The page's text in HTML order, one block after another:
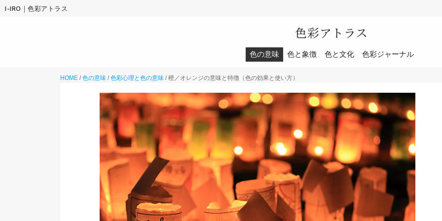
I-IRO｜色彩アトラス
色彩アトラス
色の意味 色と象徴 色と文化 色彩ジャーナル
HOME / 色の意味 / 色彩心理と色の意味 /橙／オレンジの意味と特徴（色の効果と使い方）